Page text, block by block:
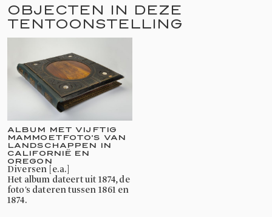
OBJECTEN IN DEZE
TENTOONSTELLING
ALBUM MET VIJFTIG
MAMMOETFOTO'S VAN
LANDSCHAPPEN IN
CALIFORNIË EN
OREGON
diversen [e.a.]
Het album dateert uit 1874, de
foto's dateren tussen 1861 en
1874.